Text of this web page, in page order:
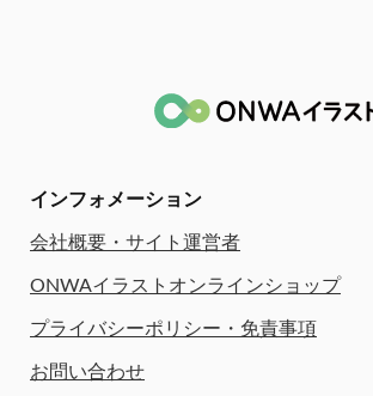
インフォメーション
会社概要・サイト運営者
ONWAイラストオンラインショップ
プライバシーポリシー・免責事項
お問い合わせ